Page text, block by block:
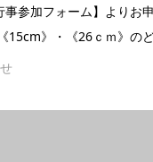
参加フォーム】よりお
15cm》・《26ｃｍ》の